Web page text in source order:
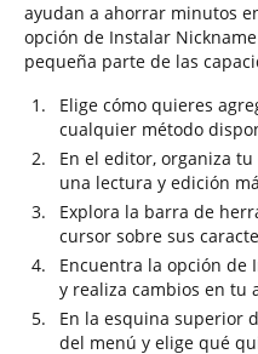
ayudan a ahorrar minutos
opción de Instalar
pequeña parte de las
Elige cómo quieres
cualquier método
En el editor, organiza
una lectura y edición
Explora la barra de
cursor sobre sus
Encuentra la opción de
y realiza cambios en tu
En la esquina superior
del menú y elige qué